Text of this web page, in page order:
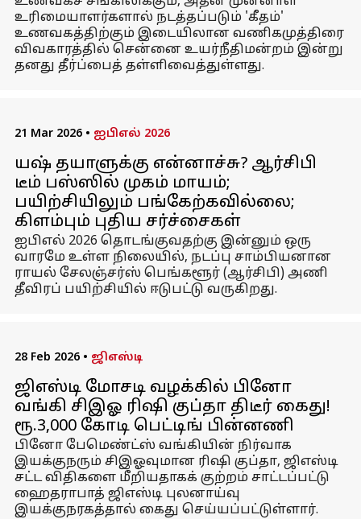
உரிமையாளர்களால் நடத்தப்படும் 'கீதம்'
உணவகத்திற்கும் இடையிலான வணிகமுத்திரை
விவகாரத்தில் சென்னை உயர்நீதிமன்றம் இன்று
தனது தீர்ப்பைத் தள்ளிவைத்துள்ளது.
21 Mar 2026 • ஐபிஎல் 2026
யஷ் தயாளுக்கு என்னாச்சு? ஆர்சிபி
டீம் பஸ்ஸில் முகம் மாயம்;
பயிற்சியிலும் பங்கேற்கவில்லை;
கிளம்பும் புதிய சர்ச்சைகள்
ஐபிஎல் 2026 தொடங்குவதற்கு இன்னும் ஒரு
வாரமே உள்ள நிலையில், நடப்பு சாம்பியனான
ராயல் சேலஞ்சர்ஸ் பெங்களூர் (ஆர்சிபி) அணி
தீவிரப் பயிற்சியில் ஈடுபட்டு வருகிறது.
28 Feb 2026 • ஜிஎஸ்டி
ஜிஎஸ்டி மோசடி வழக்கில் பினோ
வங்கி சிஇஓ ரிஷி குப்தா திடீர் கைது!
ரூ.3,000 கோடி பெட்டிங் பின்னணி
பினோ பேமெண்ட்ஸ் வங்கியின் நிர்வாக
இயக்குநரும் சிஇஓவுமான ரிஷி குப்தா, ஜிஎஸ்டி
சட்ட விதிகளை மீறியதாகக் குற்றம் சாட்டப்பட்டு
ஹைதராபாத் ஜிஎஸ்டி புலனாய்வு
இயக்குநரகத்தால் கைது செய்யப்பட்டுள்ளார்.